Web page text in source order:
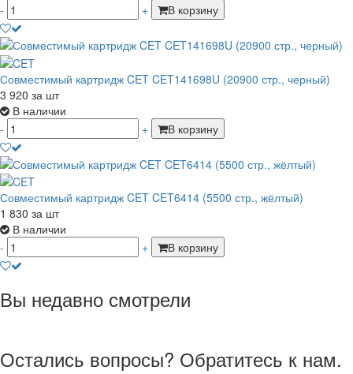
-
+ В корзину
Совместимый картридж CET CET141698U (20900 стр., черный)
3 920 за шт
В наличии
-
+ В корзину
Совместимый картридж CET CET6414 (5500 стр., жёлтый)
1 830 за шт
В наличии
-
+ В корзину
Вы недавно смотрели
Остались вопросы? Обратитесь к нам.